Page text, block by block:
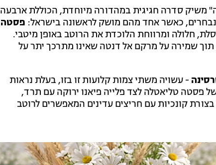
משיק סדרה חגיגית במהדורה מיוחדת, הכוללת ארבעה
נבחרים, כאשר אחד מהם מושק לראשונה בישראל: פסטה
חלולה ומרווחת הלוכדת את הרוטב באופן מיטבי.
שמירה על מרקם אל דנטה שאינו מתרכך יתר על
- עשויה משתי צמות קלועות זו בזו, בעלת נראות
פסטה טליאטלה לצד פלייה פיאנו ירוקה עם תרד,
קונכיות עם חריצים עדינים המאפשרים לרוטב